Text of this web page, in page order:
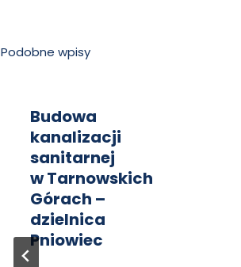
Podobne wpisy
Budowa
kanalizacji
sanitarnej
w Tarnowskich
Górach –
dzielnica
Pniowiec